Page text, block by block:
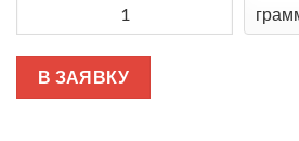
В ЗАЯВКУ